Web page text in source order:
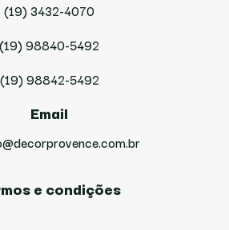
(19) 3432-4070
(19) 98840-5492
(19) 98842-5492
Email
e condições